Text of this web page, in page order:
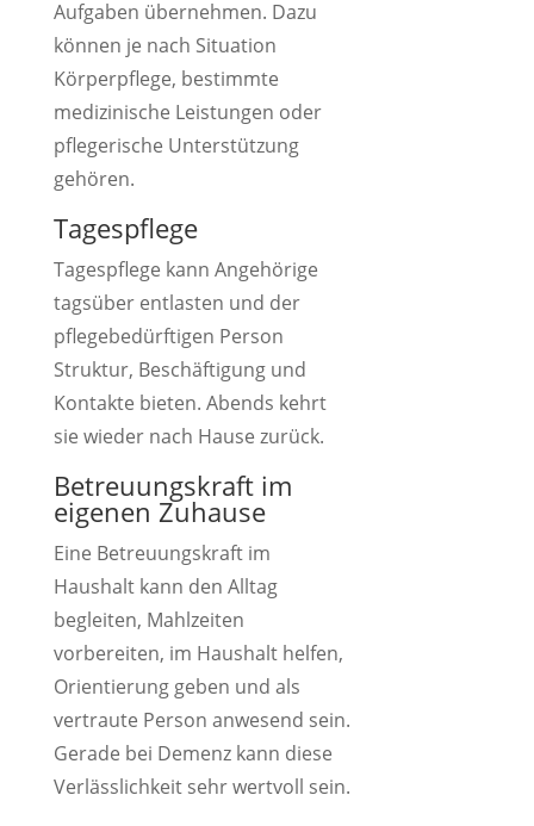
Aufgaben übernehmen. Dazu
können je nach Situation
Körperpflege, bestimmte
medizinische Leistungen oder
pflegerische Unterstützung
gehören.
Tagespflege
Tagespflege kann Angehörige
tagsüber entlasten und der
pflegebedürftigen Person
Struktur, Beschäftigung und
Kontakte bieten. Abends kehrt
sie wieder nach Hause zurück.
Betreuungskraft im
eigenen Zuhause
Eine Betreuungskraft im
Haushalt kann den Alltag
begleiten, Mahlzeiten
vorbereiten, im Haushalt helfen,
Orientierung geben und als
vertraute Person anwesend sein.
Gerade bei Demenz kann diese
Verlässlichkeit sehr wertvoll sein.